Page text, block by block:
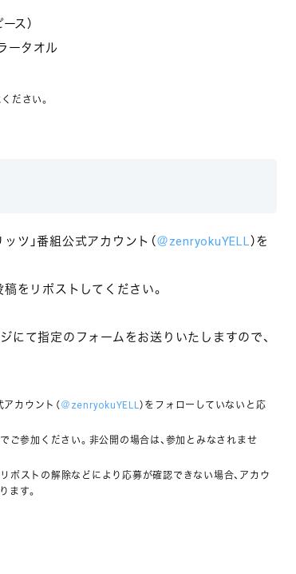
ス）
ータオル
ださい。
ッツ」番組公式アカウント（＠zenryokuYELL）を
をリポストしてください。
にて指定のフォームをお送りいたしますので、
カウント（＠zenryokuYELL ）をフォローしていないと応
参加ください。非公開の場合は、参加とみなされませ
ポストの解除などにより応募が確認できない場合、アカウ
ます。